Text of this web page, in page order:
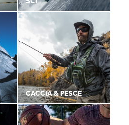
SCI
CACCIA & PESCE